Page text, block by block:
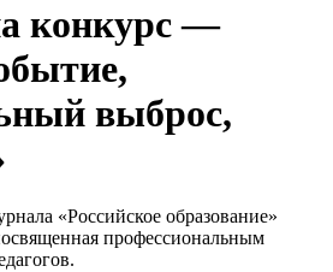
конкурс —
выброс,
«Российское образование»
профессиональным